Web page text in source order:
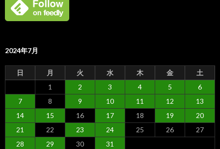
2024年7月
日 月 火 水 木 金 土
1 2 3 4 5
6
7
8 9 10 11 12
13
14
15 16 17 18 19
20
21
22 23 24 25 26
27
28
29 30 31